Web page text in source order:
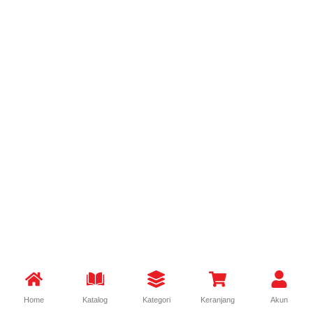
Home Katalog Kategori Keranjang Akun